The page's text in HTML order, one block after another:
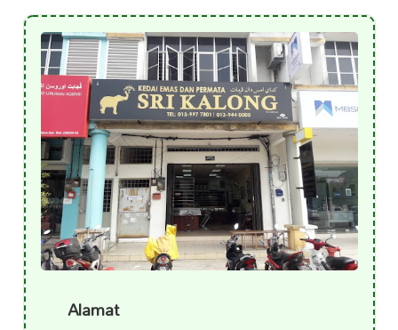
Alamat